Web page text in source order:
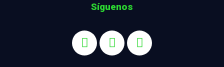
Síguenos